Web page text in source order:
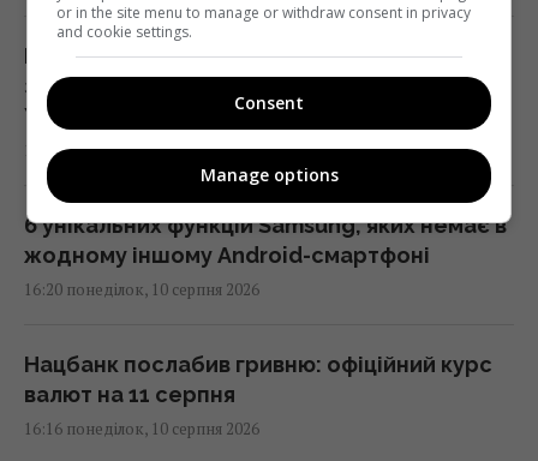
Громадян Польщі почнуть повідомляти про
зльоти літаків під час російських атак на
Україну
16:20 понеділок, 10 серпня 2026
6 унікальних функцій Samsung, яких немає в
жодному іншому Android-смартфоні
16:20 понеділок, 10 серпня 2026
Нацбанк послабив гривню: офіційний курс
валют на 11 серпня
16:16 понеділок, 10 серпня 2026
or in the site menu to manage or withdraw consent in privacy
and cookie settings.
Consent
Manage options